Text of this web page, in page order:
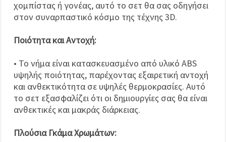
χομπίστας ή γονέας, αυτό το σετ θα σας οδηγήσει
στον συναρπαστικό κόσμο της τέχνης 3D.
Ποιότητα και Αντοχή:
• Το νήμα είναι κατασκευασμένο από υλικό ABS
υψηλής ποιότητας, παρέχοντας εξαιρετική αντοχή
και ανθεκτικότητα σε υψηλές θερμοκρασίες. Αυτό
το σετ εξασφαλίζει ότι οι δημιουργίες σας θα είναι
ανθεκτικές και μακράς διάρκειας.
Πλούσια Γκάμα Χρωμάτων: